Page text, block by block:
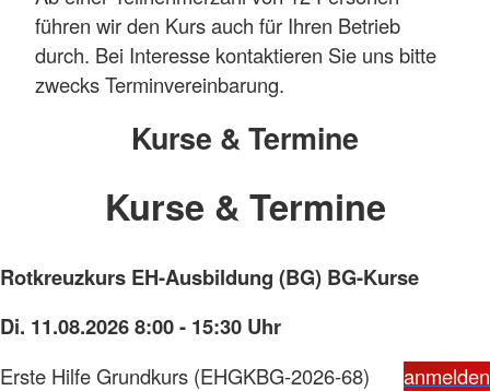
führen wir den Kurs auch für Ihren Betrieb
durch. Bei Interesse kontaktieren Sie uns bitte
zwecks Terminvereinbarung.
Kurse & Termine
Kurse & Termine
Rotkreuzkurs EH-Ausbildung (BG) BG-Kurse
Di. 11.08.2026 8:00 - 15:30 Uhr
Erste Hilfe Grundkurs (EHGKBG-2026-68)
anmelden